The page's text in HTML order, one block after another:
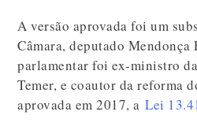
A versão aprovada foi um
Câmara, deputado
parlamentar foi ex-ministro
Temer, e coautor da reforma
aprovada em 2017, aLei